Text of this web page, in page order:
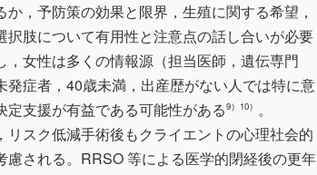
，予防策の効果と限界，生殖に関する希望，
肢について有用性と注意点の話し合いが必要
女性は多くの情報源（担当医師，遺伝専門
症者，40歳未満，出産歴がない人では特に意
支援が有益である可能性がある9）10） 。
スク低減手術後もクライエントの心理社会的
される。RRSO 等による医学的閉経後の更年